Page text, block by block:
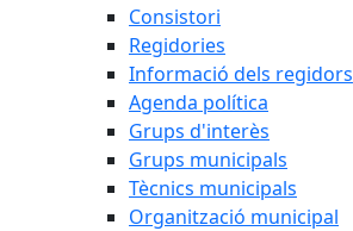
Consistori
Regidories
Informació dels regidors
Agenda política
Grups d'interès
Grups municipals
Tècnics municipals
Organització municipal